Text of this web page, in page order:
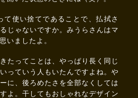
て使い捨てであることで、払拭さ
じゃないですか。みうらさんはマ
いましたよ。
たってことは、やっぱり長く同じ
っていう人もいたんですよね。や
に、後ろめたさを全部なくしては
よ。干してもおしゃれなデザイン